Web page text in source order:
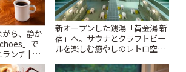
ら、静か
」で
ンチ | こ
新オープンした銭湯「黄金湯 新
宿」へ。サウナとクラフトビー
ルを楽しむ癒やしのレトロ空間